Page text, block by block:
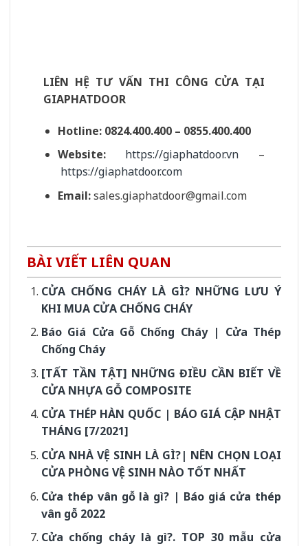
LIÊN HỆ TƯ VẤN THI CÔNG CỬA TẠI
GIAPHATDOOR
Hotline: 0824.400.400 – 0855.400.400
Website:
https://giaphatdoor.vn –
https://giaphatdoor.com
Email:sales.giaphatdoor@gmail.com
BÀI VIẾT LIÊN QUAN
CỬA CHỐNG CHÁY LÀ GÌ? NHỮNG LƯU Ý
KHI MUA CỬA CHỐNG CHÁY
Báo Giá Cửa Gỗ Chống Cháy | Cửa Thép
Chống Cháy
[TẤT TẦN TẬT] NHỮNG ĐIỀU CẦN BIẾT VỀ
CỬA NHỰA GỖ COMPOSITE
CỬA THÉP HÀN QUỐC | BÁO GIÁ CẬP NHẬT
THÁNG [7/2021]
CỬA NHÀ VỆ SINH LÀ GÌ?| NÊN CHỌN LOẠI
CỬA PHÒNG VỆ SINH NÀO TỐT NHẤT
Cửa thép vân gỗ là gì? | Báo giá cửa thép
vân gỗ 2022
Cửa chống cháy là gì?. TOP 30 mẫu cửa